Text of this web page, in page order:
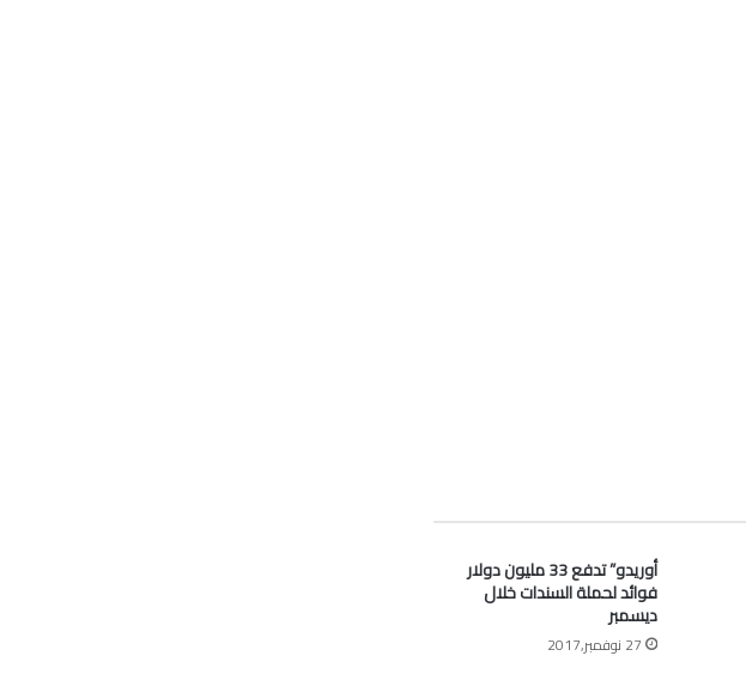
أوريدو” تدفع 33 مليون دولار
فوائد لحملة السندات خلال
ديسمبر
27 نوفمبر,2017